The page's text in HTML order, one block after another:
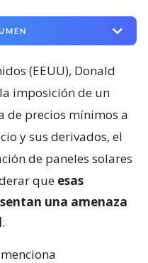
(EEUU), Donald
imposición de un
de precios mínimos a
y sus derivados, el
de paneles solares
que esas
una amenaza
.